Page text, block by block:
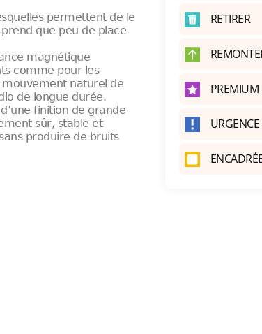
permettent de le
que peu de place
magnétique
comme pour les
mouvement naturel de
de longue durée.
finition de grande
sûr, stable et
produire de bruits
RETIRER
PREMIUM
URGENCE